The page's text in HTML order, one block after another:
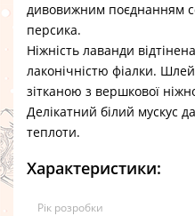
дивовижним поєднанням
персика.
Ніжність лаванди
лаконічністю фіалки.
зітканою з вершкової
Делікатний білий мускус
теплоти.
Характеристики:
Рік розробки